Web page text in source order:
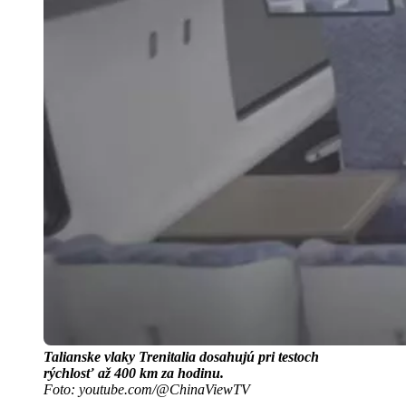
Talianske vlaky Trenitalia dosahujú pri testoch
rýchlosť až 400 km za hodinu.
Foto: youtube.com/@ChinaViewTV